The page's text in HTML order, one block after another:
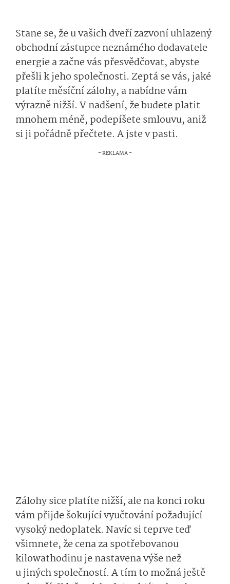
Stane se, že u vašich dveří zazvoní uhlazený
obchodní zástupce neznámého dodavatele
energie a začne vás přesvědčovat, abyste
přešli k jeho společnosti. Zeptá se vás, jaké
platíte měsíční zálohy, a nabídne vám
výrazně nižší. V nadšení, že budete platit
mnohem méně, podepíšete smlouvu, aniž
si ji pořádně přečtete. A jste v pasti.
Zálohy sice platíte nižší, ale na konci roku
vám přijde šokující vyučtování požadující
vysoký nedoplatek. Navíc si teprve teď
všimnete, že cena za spotřebovanou
kilowathodinu je nastavena výše než
u jiných společností. A tím to možná ještě